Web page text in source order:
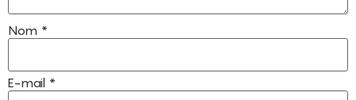
Nom *
E-mail *